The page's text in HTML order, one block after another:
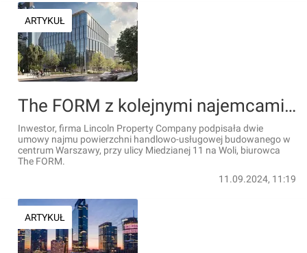
ARTYKUŁ
The FORM z kolejnymi najemcami części handlowo-usługowej
Inwestor, firma Lincoln Property Company podpisała dwie
umowy najmu powierzchni handlowo-usługowej budowanego w
centrum Warszawy, przy ulicy Miedzianej 11 na Woli, biurowca
The FORM.
11.09.2024, 11:19
ARTYKUŁ